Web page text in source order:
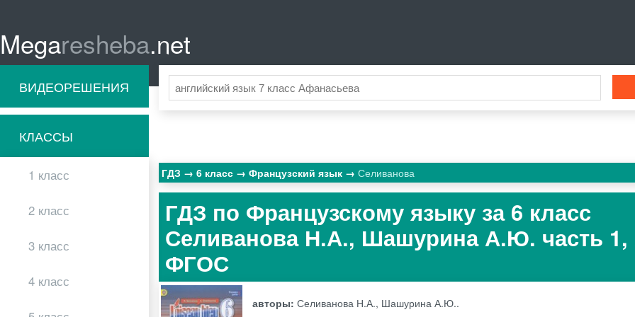
Megaresheba.net
ВИДЕОРЕШЕНИЯ
КЛАССЫ
1 класс
2 класс
3 класс
4 класс
ГДЗ 6 класс Французский язык Селиванова
ГДЗ по Французскому языку за 6 класс
Селиванова Н.А., Шашурина А.Ю. часть 1,
ФГОС
авторы:Селиванова Н.А., Шашурина А.Ю..